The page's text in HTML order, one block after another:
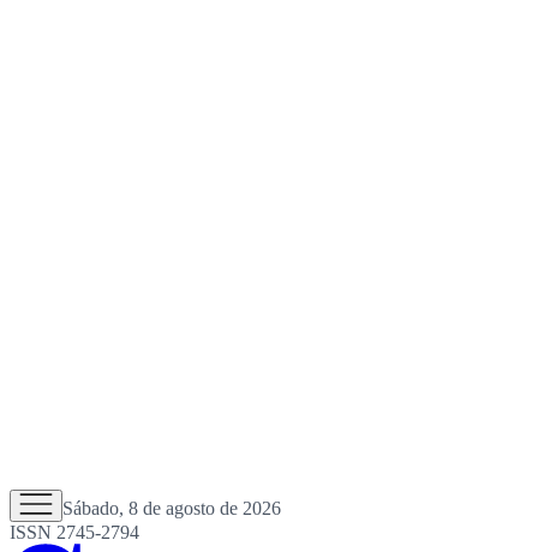
Sábado, 8 de agosto de 2026
ISSN 2745-2794